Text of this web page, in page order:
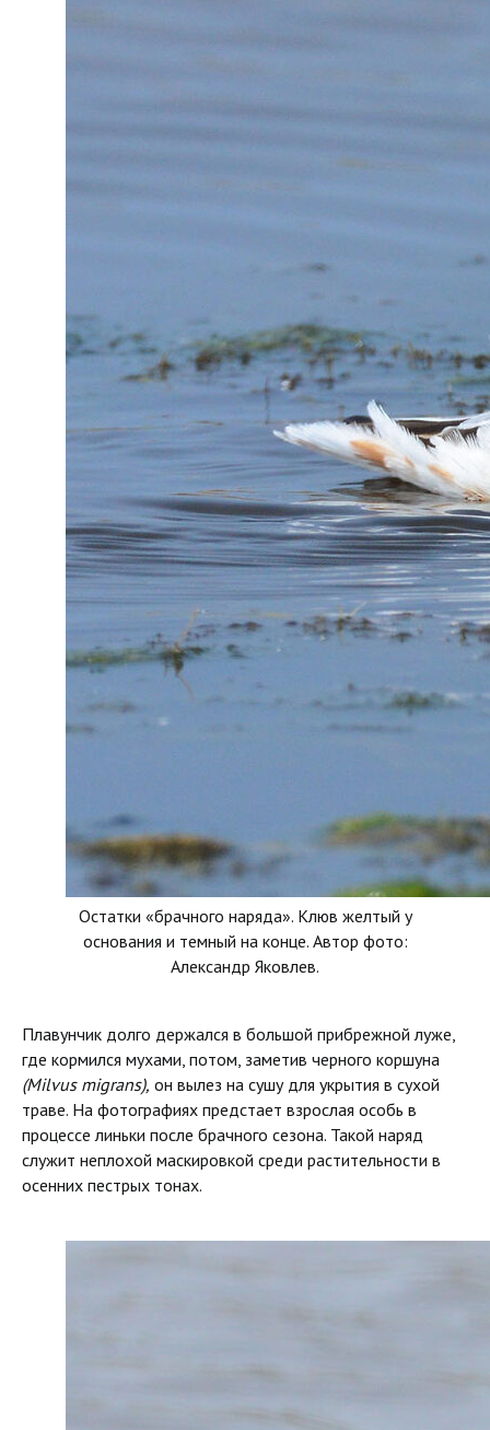
Остатки «брачного наряда». Клюв желтый у
основания и темный на конце. Автор фото:
Александр Яковлев.
Плавунчик долго держался в большой прибрежной луже,
где кормился мухами, потом, заметив черного коршуна
(Milvus migrans), он вылез на сушу для укрытия в сухой
траве. На фотографиях предстает взрослая особь в
процессе линьки после брачного сезона. Такой наряд
служит неплохой маскировкой среди растительности в
осенних пестрых тонах.